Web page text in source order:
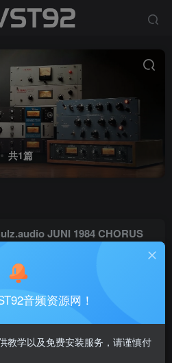
共1篇
JUNI 1984 CHORUS
VST插件
6个月前
音频资源网！
教学以及免费安装服务，请谨慎付